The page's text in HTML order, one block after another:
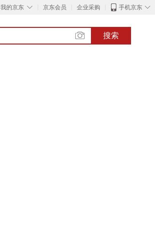
◇
我的京东 京东会员 企业采购 ◇
手机京东
搜索